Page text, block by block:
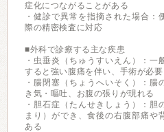
症化につながることがある
・健診で異常を指摘された場合：
際の精密検査に対応
■外科で診療する主な疾患
・虫垂炎（ちゅうすいえん）：一
すると強い腹痛を伴い、手術が必
・腸閉塞（ちょうへいそく）：腸
き気・嘔吐、お腹の張りが現れる
・胆石症（たんせきしょう）：胆
まり）ができ、食後の右腹部痛や
ある